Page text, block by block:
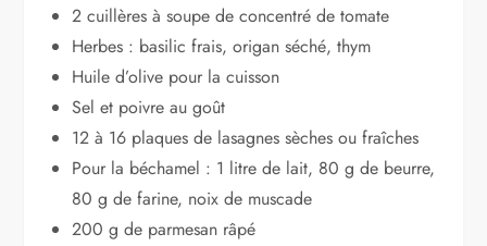
2 cuillères à soupe de concentré de tomate
Herbes : basilic frais, origan séché, thym
Huile d’olive pour la cuisson
Sel et poivre au goût
12 à 16 plaques de lasagnes sèches ou fraîches
Pour la béchamel : 1 litre de lait, 80 g de beurre,
80 g de farine, noix de muscade
200 g de parmesan râpé